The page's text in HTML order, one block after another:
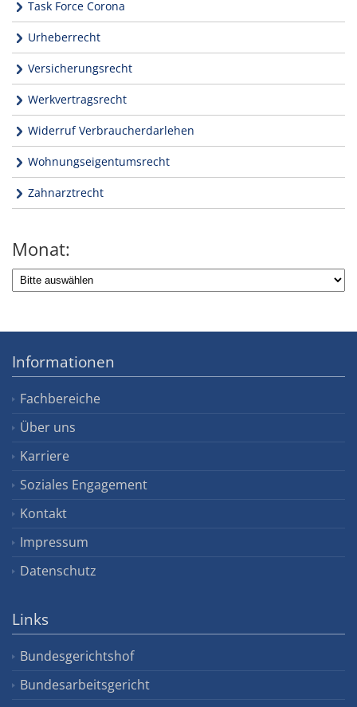
Task Force Corona
Urheberrecht
Versicherungsrecht
Werkvertragsrecht
Widerruf Verbraucherdarlehen
Wohnungseigentumsrecht
Zahnarztrecht
Monat:
Informationen
Fachbereiche
Über uns
Karriere
Soziales Engagement
Kontakt
Impressum
Datenschutz
Links
Bundesgerichtshof
Bundesarbeitsgericht